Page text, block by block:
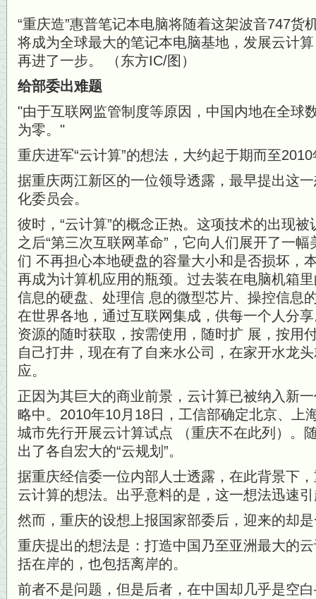
“重庆造”惠普笔记本电脑将随着这架波音747货
将成为全球最大的笔记本电脑基地，发展云计
再进了一步。 （东方IC/图）
给部委出难题
由于互联网监管制度等原因，中国内地在全球
为零。
重庆进军“云计算”的想法，大约起于期而至
据重庆两江新区的一位领导透露，最早提出这
化委员会。
彼时，“云计算”的概念正热。这项技术的出现
之后“第三次互联网革命”，它向人们展开了一
们 不再担心本地硬盘的容量大小和是否损坏，
再成为计算机应用的瓶颈。过去装在电脑机箱
信息的硬盘、处理信 息的微型芯片、操控信
在世界各地，通过互联网集成，供每一个人分
资源的随时获取，按需使用，随时扩 展，按用
自己打井，现在有了自来水公司，在家开水龙
应。
正因为其巨大的商业前景，云计算已被纳入新
略中。2010年10月18日，工信部确定北京、上
城市先行开展云计算试点 （重庆不在此列）。
出了各自宏大的“云规划”。
据重庆经信委一位内部人士透露，在此背景下
云计算的想法。出乎意料的是，这一想法迅速
然而，重庆的设想上报国家部委后，迎来的却
重庆提出的想法是：打造中国乃至亚洲最大的
括在岸的，也包括离岸的。
前者不是问题，但是后者，在中国却几乎是空